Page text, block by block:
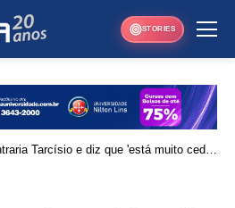
STORIES
Tarcísio e diz que 'está muito cedo'